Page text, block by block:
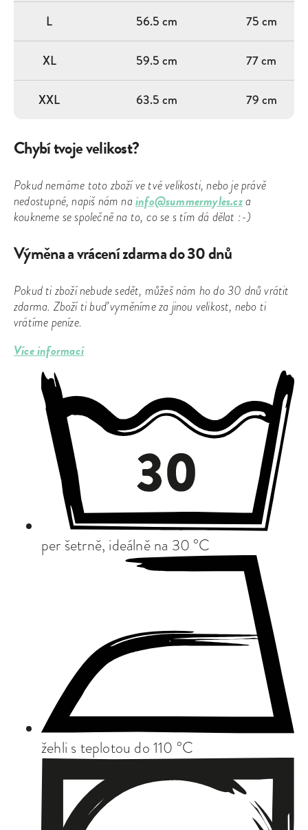
L 56.5 cm 75 cm
XL 59.5 cm 77 cm
XXL 63.5 cm 79 cm
Chybí tvoje velikost?
Pokud nemáme toto zboží ve tvé velikosti, nebo je právě
nedostupné, napiš nám na info@summermyles.cza
koukneme se společně na to, co se s tím dá dělat :-)
Výměna a vrácení zdarma do 30 dnů
Pokud ti zboží nebude sedět, můžeš nám ho do 30 dnů vrátit
zdarma. Zboží ti buď vyměníme za jinou velikost, nebo ti
vrátíme peníze.
Více informací
per šetrně, ideálně na 30 °C
žehli s teplotou do 110 °C